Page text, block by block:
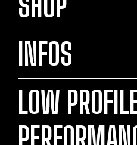
INFOS
LOW